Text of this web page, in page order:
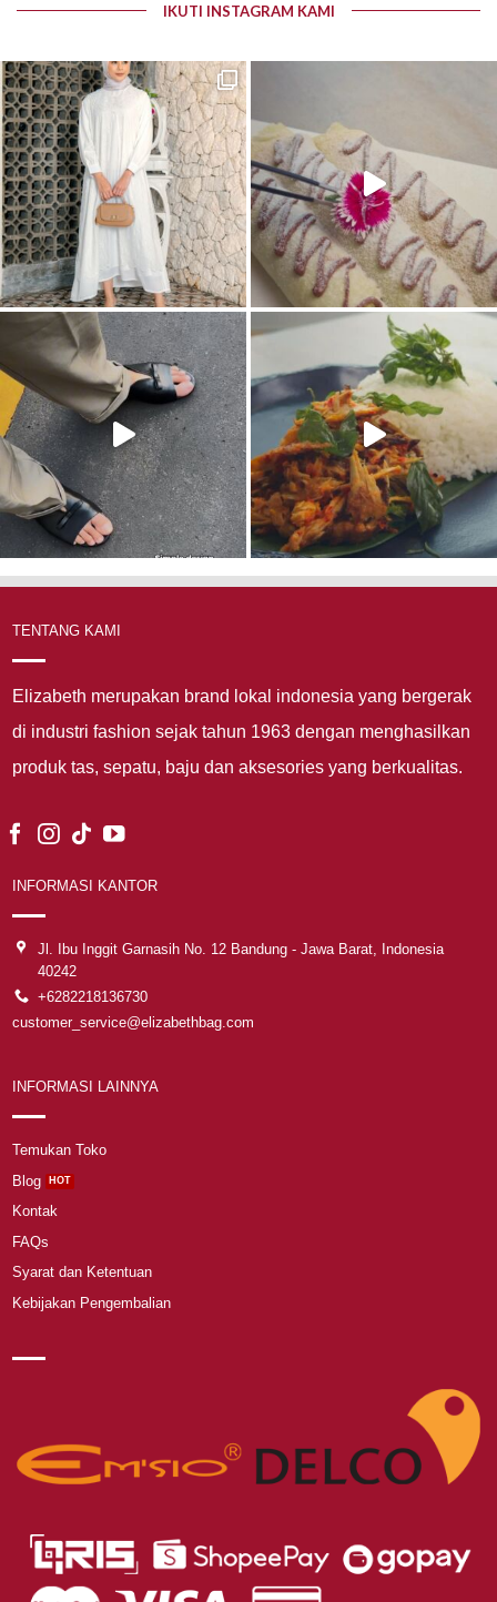
IKUTI INSTAGRAM KAMI
TENTANG KAMI
Elizabeth merupakan brand lokal indonesia yang bergerak
di industri fashion sejak tahun 1963 dengan menghasilkan
produk tas, sepatu, baju dan aksesories yang berkualitas.
INFORMASI KANTOR
Jl. Ibu Inggit Garnasih No. 12 Bandung - Jawa Barat, Indonesia
40242
+6282218136730
customer_service@elizabethbag.com
INFORMASI LAINNYA
Temukan Toko
Blog
Kontak
FAQs
Syarat dan Ketentuan
Kebijakan Pengembalian